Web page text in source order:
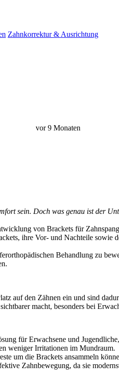
Zahnkorrektur & Ausrichtung
vor 9 Monaten
sein. Doch was genau ist der
von Brackets für
ihre Vor- und Nachteile sowie
Behandlung zu
auf den Zähnen ein und sind
macht, besonders bei
für Erwachsene und
weniger Irritationen im Mundraum.
um die Brackets ansammeln
Zahnbewegung, da sie